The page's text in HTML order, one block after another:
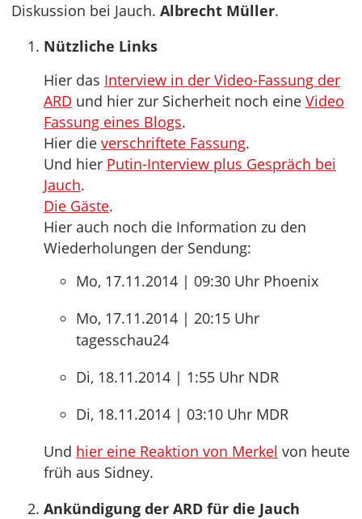
Diskussion bei Jauch. Albrecht Müller.
Nützliche Links
Hier das Interview in der Video-Fassung der
ARD und hier zur Sicherheit noch eine Video
Fassung eines Blogs.
Hier die verschriftete Fassung.
Und hier Putin-Interview plus Gespräch bei
Jauch.
Die Gäste.
Hier auch noch die Information zu den
Wiederholungen der Sendung:
Mo, 17.11.2014 | 09:30 Uhr Phoenix
Mo, 17.11.2014 | 20:15 Uhr
tagesschau24
Di, 18.11.2014 | 1:55 Uhr NDR
Di, 18.11.2014 | 03:10 Uhr MDR
Und hier eine Reaktion von Merkel von heute
früh aus Sidney.
Ankündigung der ARD für die Jauch